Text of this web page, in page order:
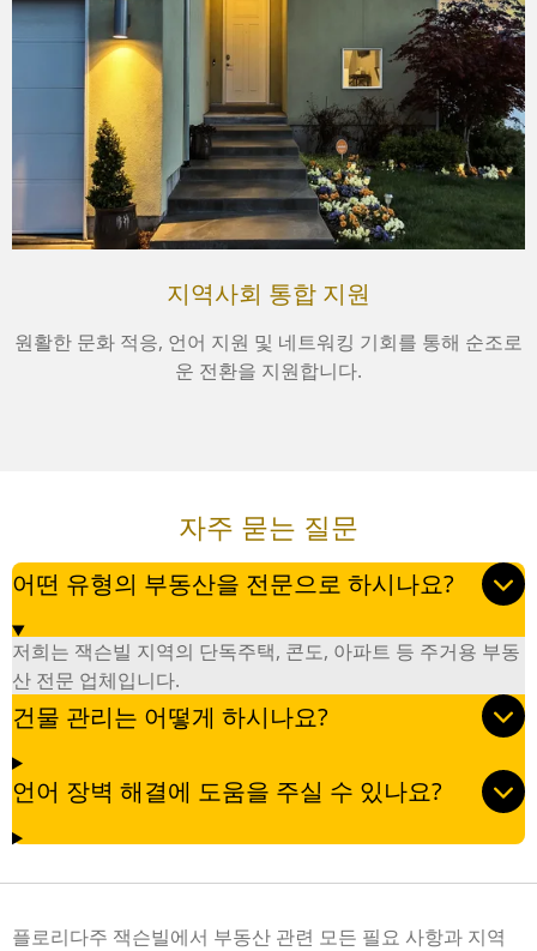
지역사회 통합 지원
원활한 문화 적응, 언어 지원 및 네트워킹 기회를 통해 순조로
운 전환을 지원합니다.
자주 묻는 질문
어떤 유형의 부동산을 전문으로 하시나요?
저희는 잭슨빌 지역의 단독주택, 콘도, 아파트 등 주거용 부동
산 전문 업체입니다.
건물 관리는 어떻게 하시나요?
언어 장벽 해결에 도움을 주실 수 있나요?
플로리다주 잭슨빌에서 부동산 관련 모든 필요 사항과 지역